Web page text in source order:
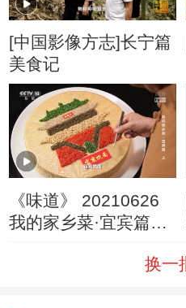
[中国影像方志]长宁篇
美食记
《味道》 20210626
我的家乡菜·宜宾篇
换一